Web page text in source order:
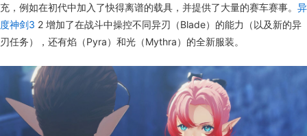
充，例如在初代中加入了快得离谱的载具，并提供了大量的赛车赛事。 异
度神剑3 2 增加了在战斗中操控不同异刃（Blade）的能力（以及新的异
刃任务），还有焰（Pyra）和光（Mythra）的全新服装。